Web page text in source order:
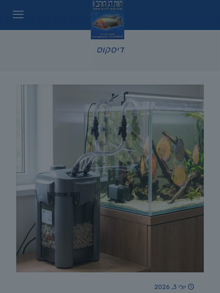
דיסקוס
יולי 3, 2026